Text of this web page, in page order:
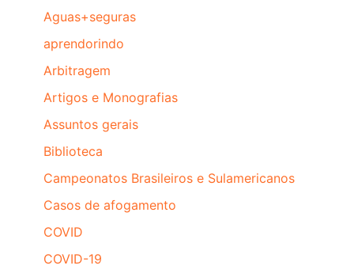
Aguas+seguras
aprendorindo
Arbitragem
Artigos e Monografias
Assuntos gerais
Biblioteca
Campeonatos Brasileiros e Sulamericanos
Casos de afogamento
COVID
COVID-19